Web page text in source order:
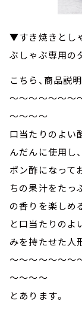
▼すき焼きとし
ぶしゃぶ専用の
こちら、商品説明
～～～～～～～
～～～～
口当たりのよい
んだんに使用し
ポン酢になって
ちの果汁をたっ
の香りを楽しめ
と口当たりのよ
みを持たせた人
～～～～～～～
～～～～
とあります。